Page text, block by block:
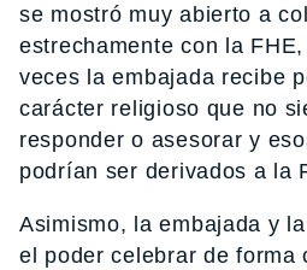
se mostró muy abierto a
estrechamente con la
veces la embajada recibe
carácter religioso que no
responder o asesorar y
podrían ser derivados a la
Asimismo, la embajada y
el poder celebrar de forma